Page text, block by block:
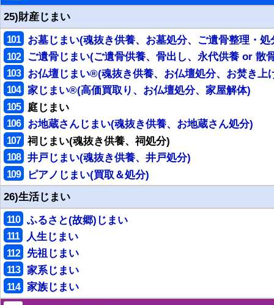
25)財産じまい
101 お墓じまい(魂抜き供養、お墓処分、ご遺骨整理・処
102 ご遺骨じまい(ご遺骨供養、骨出し、永代供養 or 散
103 お仏壇じまい®(魂抜き供養、お仏壇処分、お焚き上
104 家じまい®(高価買取り、お仏壇処分、家屋解体)
105 庭じまい
106 お地蔵さんじまい(魂抜き供養、お地蔵さん処分)
107 祠じまい(魂抜き供養、祠処分)
108 井戸じまい(魂抜き供養、井戸処分)
109
ピアノじまい(買取＆処分)
26)生活じまい
110 ふるさと(故郷)じまい
111 人生じまい
112 先祖じまい
113 家系じまい
114 家族じまい